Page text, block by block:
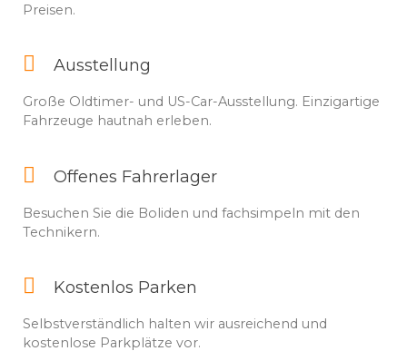
Preisen.
Ausstellung
Große Oldtimer- und US-Car-Ausstellung. Einzigartige
Fahrzeuge hautnah erleben.
Offenes Fahrerlager
Besuchen Sie die Boliden und fachsimpeln mit den
Technikern.
Kostenlos Parken
Selbstverständlich halten wir ausreichend und
kostenlose Parkplätze vor.